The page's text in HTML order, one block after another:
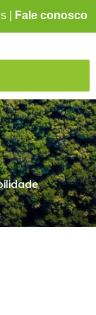
Fale conosco